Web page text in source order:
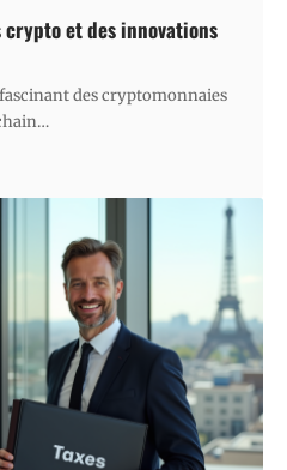
crypto et des innovations
des cryptomonnaies
…